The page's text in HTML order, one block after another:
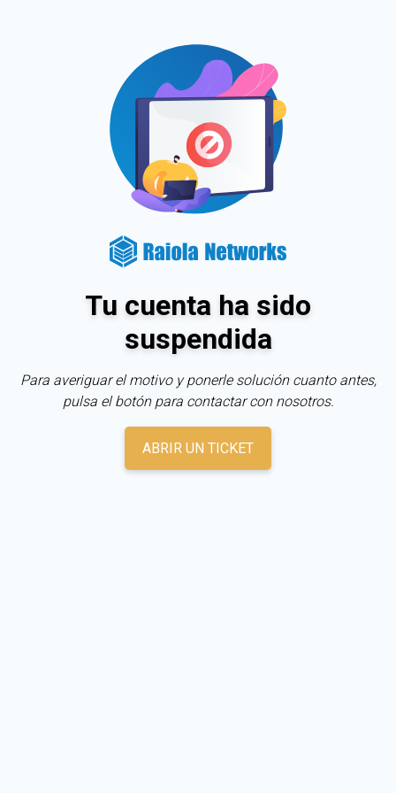
Tu cuenta ha sido
suspendida
Para averiguar el motivo y ponerle solución cuanto antes,
pulsa el botón para contactar con nosotros.
ABRIR UN TICKET